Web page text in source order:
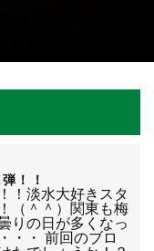
！！
！淡水大好きスタ
（＾＾）関東も梅
りの日が多くなっ
・・ 前回のブロ